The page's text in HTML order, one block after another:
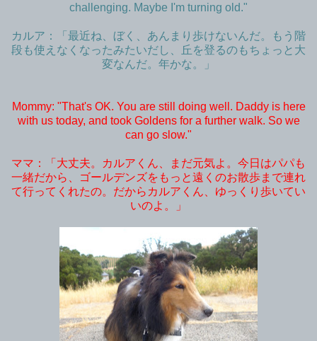
challenging. Maybe I'm turning old."
カルア：「最近ね、ぼく、あんまり歩けないんだ。もう階
段も使えなくなったみたいだし、丘を登るのもちょっと大
変なんだ。年かな。」
Mommy: "That's OK. You are still doing well. Daddy is here
with us today, and took Goldens for a further walk. So we
can go slow."
ママ：「大丈夫。カルアくん、まだ元気よ。今日はパパも
一緒だから、ゴールデンズをもっと遠くのお散歩まで連れ
て行ってくれたの。だからカルアくん、ゆっくり歩いてい
いのよ。」